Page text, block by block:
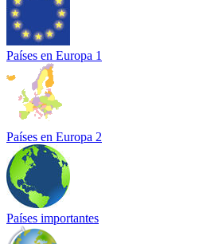
Países en Europa 1
Países en Europa 2
Países importantes